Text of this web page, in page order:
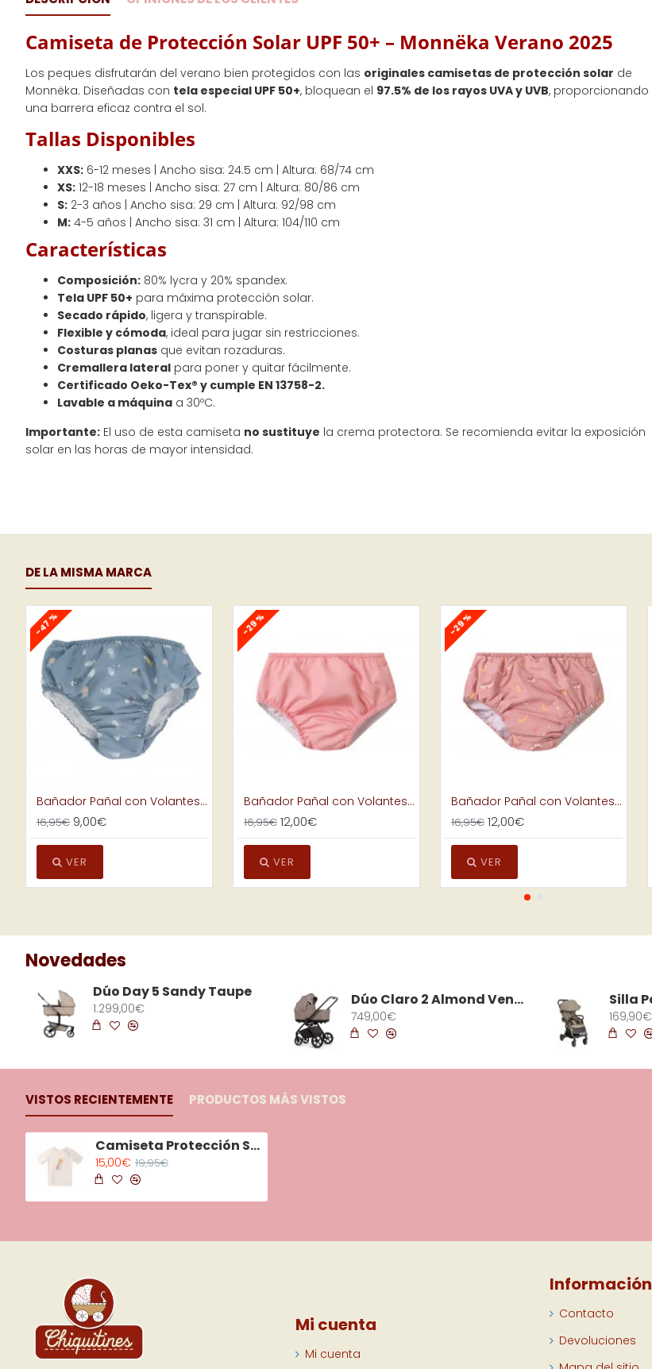
Camiseta de Protección Solar UPF 50+ – Monnëka Verano 2025
Los peques disfrutarán del verano bien protegidos con las originales camisetas de protección solar de
Monnëka. Diseñadas con tela especial UPF 50+, bloquean el 97.5% de los rayos UVA y UVB, proporcionando
una barrera eficaz contra el sol.
Tallas Disponibles
XXS: 6-12 meses | Ancho sisa: 24.5 cm | Altura: 68/74 cm
XS: 12-18 meses | Ancho sisa: 27 cm | Altura: 80/86 cm
S: 2-3 años | Ancho sisa: 29 cm | Altura: 92/98 cm
M: 4-5 años | Ancho sisa: 31 cm | Altura: 104/110 cm
Características
Composición: 80% lycra y 20% spandex.
Tela UPF 50+ para máxima protección solar.
Secado rápido, ligera y transpirable.
Flexible y cómoda, ideal para jugar sin restricciones.
Costuras planas que evitan rozaduras.
Cremallera lateral para poner y quitar fácilmente.
Certificado Oeko-Tex® y cumple EN 13758-2.
Lavable a máquina a 30ºC.
Importante: El uso de esta camiseta no sustituye la crema protectora. Se recomienda evitar la exposición
solar en las horas de mayor intensidad.
DE LA MISMA MARCA
-47 %
Bañador Pañal con Volantes Fishes
16,95€ 9,00€
VER
-29 %
Bañador Pañal con Volantes Stripes Bloom and Blush
16,95€ 12,00€
VER
-29 %
Bañador Pañal con Volantes Whale Pink
16,95€ 12,00€
VER
Novedades
Dúo Day 5 Sandy Taupe
1.299,00€ Dúo Claro 2 Almond Venicci
749,00€ 169,90€
VISTOS RECIENTEMENTE PRODUCTOS MÁS VISTOS
Camiseta Protección Starlight
15,00€ 19,95€
Mi cuenta
Mi cuenta
Información
Contacto
Devoluciones